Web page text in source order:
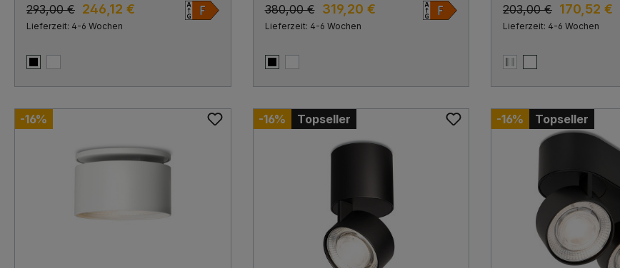
293,00 € 246,12 €
Lieferzeit: 4-6 Wochen
Schwarz matt
Weiß matt
380,00 € 319,20 €
Lieferzeit: 4-6 Wochen
Schwarz matt
Weiß matt
203,00 € 170,52 €
Lieferzeit: 4-6 Wochen
Chrom glänzend
Weiß matt
-16% -16% Topseller -16% Topseller